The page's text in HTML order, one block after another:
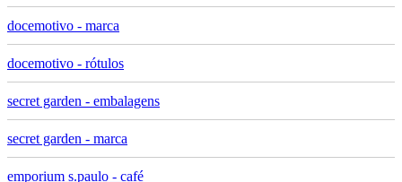
docemotivo - marca
docemotivo - rótulos
secret garden - embalagens
secret garden - marca
emporium s.paulo - café